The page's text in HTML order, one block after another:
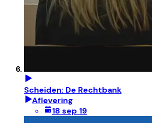
Scheiden: De Rechtbank
Aflevering
18 sep 19